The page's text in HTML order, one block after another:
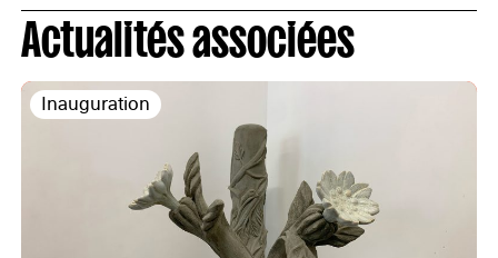
Actualités associées
Inauguration